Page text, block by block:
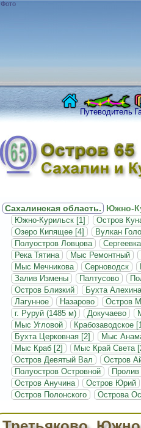
Фото
Путеводитель
Сахалинская область. Южно-
Южно-Курильск [1]
Остров
Озеро Кипящее [4]
Вулкан
Полуостров Ловцова
Сергеевка
Река Тятина
Мыс Ремонтный
Мыс Мечникова
Серноводск
Залив Измены
Палтусово
Остров Близкий
Бухта Алехина
Лагунное
Назарово
Остров
г. Руруй (1485 м)
Докучаево
Мыс Угловой
Крабозаводское
Бухта Церковная [2]
Мыс
Мыс Краб [2]
Мыс Край Света
Остров Девятый Вал
Остров
Полуостров Островной
Остров Анучина
Остров Юрий
Остров Полонского
Острова